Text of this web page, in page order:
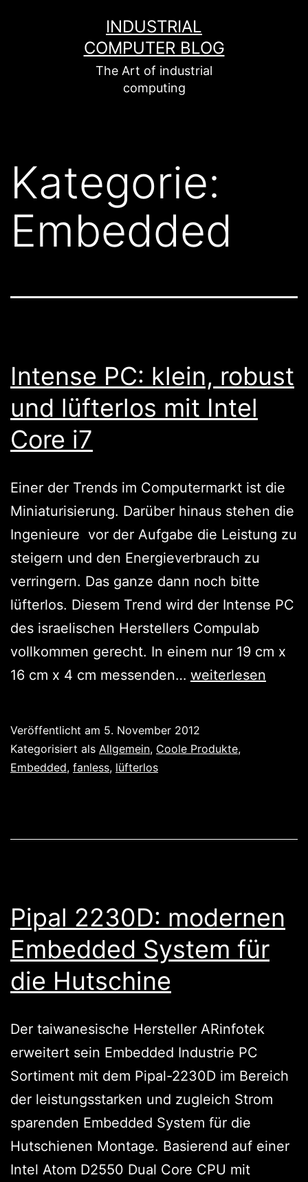
INDUSTRIAL
COMPUTER BLOG
The Art of industrial
computing
Kategorie:
Embedded
Intense PC: klein, robust
und lüfterlos mit Intel
Core i7
Einer der Trends im Computermarkt ist die
Miniaturisierung. Darüber hinaus stehen die
Ingenieure vor der Aufgabe die Leistung zu
steigern und den Energieverbrauch zu
verringern. Das ganze dann noch bitte
lüfterlos. Diesem Trend wird der Intense PC
des israelischen Herstellers Compulab
vollkommen gerecht. In einem nur 19 cm x
16 cm x 4 cm messenden… Intense
robust
Intel
weiterlesen
Veröffentlicht am 5. November 2012
Kategorisiert als Allgemein, Coole Produkte,
Embedded, fanless, lüfterlos
Pipal 2230D: modernen
Embedded System für
die Hutschine
Der taiwanesische Hersteller ARinfotek
erweitert sein Embedded Industrie PC
Sortiment mit dem Pipal-2230D im Bereich
der leistungsstarken und zugleich Strom
sparenden Embedded System für die
Hutschienen Montage. Basierend auf einer
Intel Atom D2550 Dual Core CPU mit